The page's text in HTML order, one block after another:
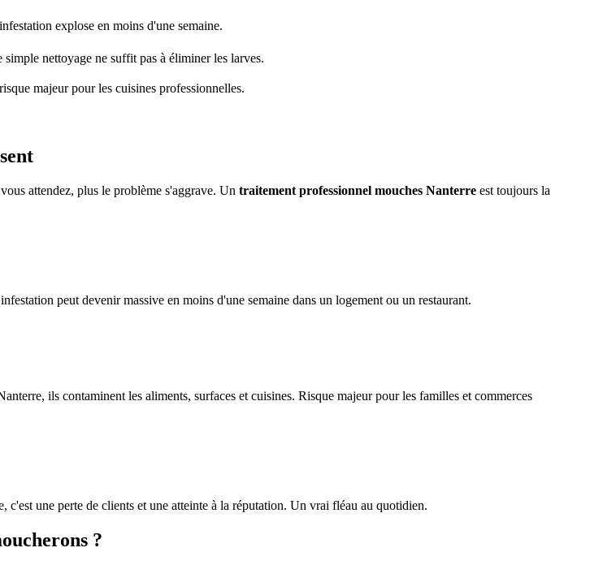
explose en moins d'une semaine.
simple nettoyage ne suffit pas à éliminer les larves.
majeur pour les cuisines professionnelles.
attendez, plus le problème s'aggrave. Un traitement professionnel mouches Nanterre est toujours la
peut devenir massive en moins d'une semaine dans un logement ou un restaurant.
ils contaminent les aliments, surfaces et cuisines. Risque majeur pour les familles et commerces
c'est une perte de clients et une atteinte à la réputation. Un vrai fléau au quotidien.
?